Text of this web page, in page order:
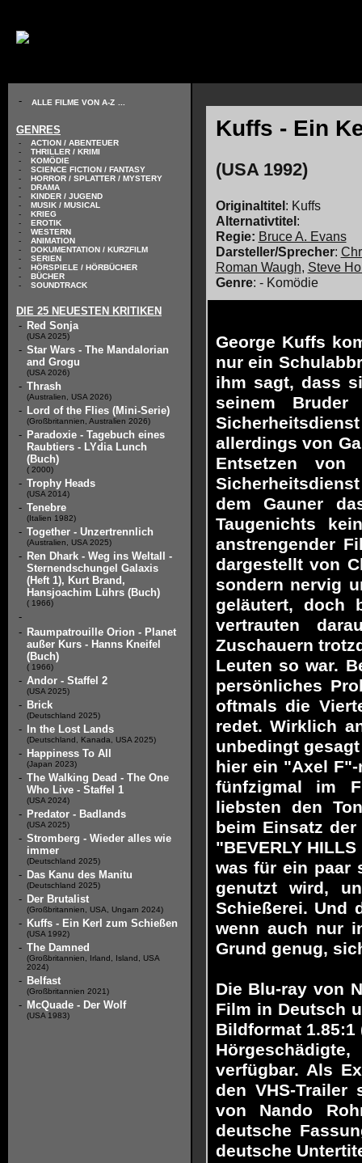
- ALLE FILME VON A-Z
GENRES
-
-
-
-
-
-
-
-
-
-
-
-
-
-
-
-
-
ACTION / ABENTEUER
THRILLER / KRIMI
KOMÖDIE
SCIENCE FICTION / FANTASY
HORROR / SPLATTER / MYSTERY
DRAMA
KINDER / JUGEND
MUSIK / MUSICAL
KRIEG
EROTIK
WESTERN
ANIMATION
DOKUMENTATION / KURZFILM
SERIEN
HÖRSPIELE / HÖRBÜCHER
BÜCHER
SOUNDTRACK
DIE 25 NEUESTEN KRITIKEN
- Red Sonja
(USA 2025)
- Star Wars - The Mandalorian
and Grogu
(USA 2026)
- Thrash
(Australien, USA 2026)
- Lord of the Flies (Mini-Serie)
(Großbritannien, Australien 2026)
- Paradoxie - Tagebuch eines
Raubtiers - LYdia Lunch
(Buch)
( 2000)
- Trophy Heads
(USA 2014)
- Tenebre
(Italien 1982)
- Together - Unzertrennlich
(Australien, USA 2025)
- Ren Dhark - Weg ins Weltall -
Sternendschungel Galaxis
(Heft 1), Kurt Brand,
Hansjoachim Lührs (Buch)
( 1966)
-
- Raumpatrouille Orion - Planet
außer Kurs - Hanns Kneifel
(Buch)
( 1966)
- Andor - Staffel 2
(USA 2025)
- Brick
(Deutschland 2025)
- In the Lost Lands
(Deutschland, Kanada, USA 2025)
- Happiness To All
(Japan 2023)
- The Walking Dead - The One
Who Live - Staffel 1
(USA 2024)
- Predator - Badlands
(USA 2025)
- Stromberg - Wieder alles wie
immer
(Deutschland 2025)
- Das Kanu des Manitu
(Deutschland 2025)
- Der Brutalist
(Großbritannien, USA, Ungarn 2024)
- Kuffs - Ein Kerl zum Schießen
(USA 1992)
- The Damned
(Großbritannien, Irland, Island, USA
2024)
- Belfast
(Großbritannien 2021)
- McQuade - Der Wolf
(USA 1983)
Kuffs - Ein
(USA 1992)
Originaltitel : Kuffs
Alternativtitel :
Regie: Bruce A. Evans
Darsteller/Sprecher:
Roman Waugh, Steve
Genre: - Komödie
George Kuffs
nur ein
ihm sagt, dass
seinem
allerdings von
Entsetzen
dem Gauner
Taugenichts
anstrengender
dargestellt von
sondern nervig
geläutert, doch
vertrauten
Zuschauern
Leuten so war.
persönliches
oftmals die
redet. Wirklich
unbedingt
hier ein "Axel
fünfzigmal im
liebsten den
beim Einsatz
"BEVERLY
was für ein paar
genutzt wird,
Schießerei. Und
wenn auch nur
Grund genug,
Die Blu-ray von
Film in Deutsch
Bildformat
verfügbar. Als
den VHS-
von Nando
deutsche
deutsche